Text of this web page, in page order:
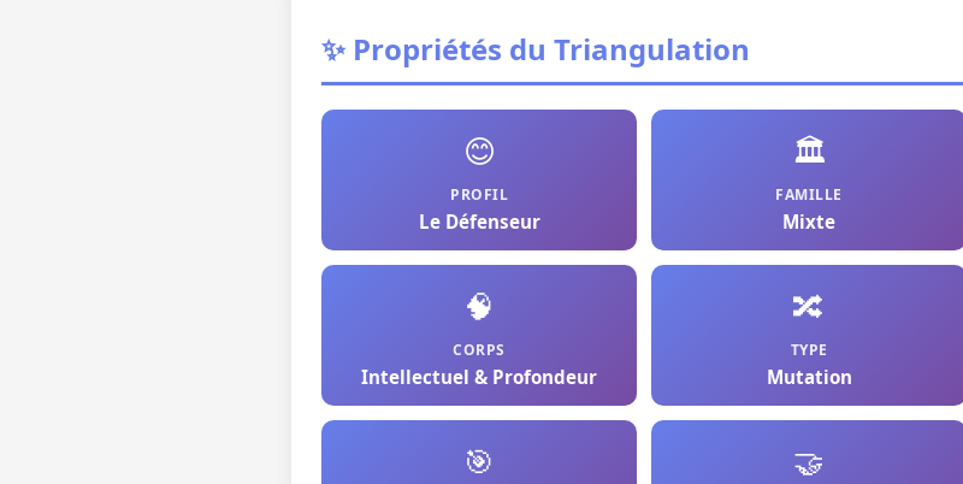
✨ Propriétés du Triangulation
😊
PROFIL
Le Défenseur
🏛️
FAMILLE
Mixte
🧠
CORPS
Intellectuel & Profondeur
🔀
TYPE
Mutation
🎯 🤝